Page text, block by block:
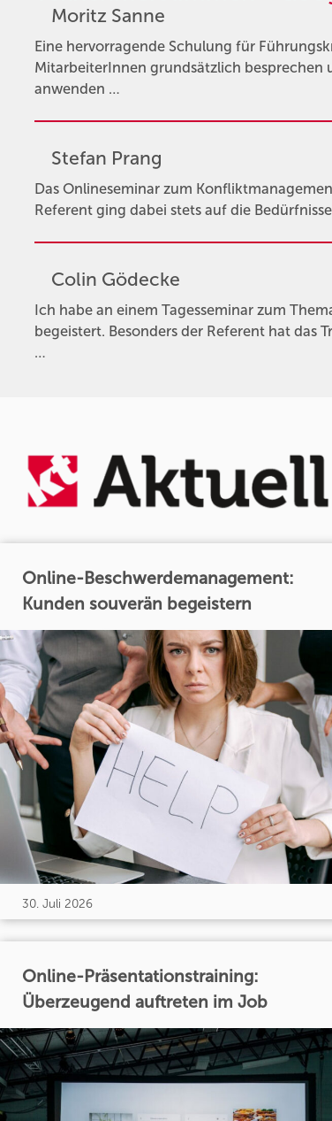
Moritz Sanne
Eine hervorragende Schulung für
MitarbeiterInnen grundsätzlich besprechen
anwenden …
Stefan Prang
Das Onlineseminar zum
Referent ging dabei stets auf die
Colin Gödecke
Ich habe an einem Tagesseminar zum
begeistert. Besonders der Referent hat das
…
Online-Beschwerdemanagement:
Kunden souverän begeistern
30. Juli 2026
Online-Präsentationstraining:
Überzeugend auftreten im Job